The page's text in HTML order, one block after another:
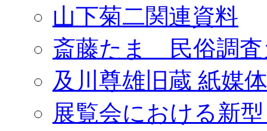
山下菊二関連資料
斎藤たま 民俗調査
及川尊雄旧蔵 紙媒
展覧会における新